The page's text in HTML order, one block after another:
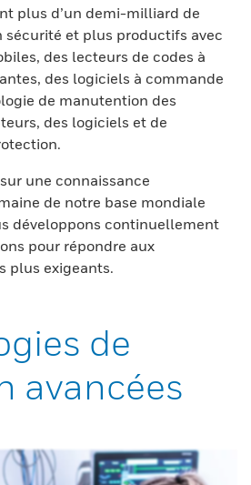
plus d’un demi-milliard de
sécurité et plus productifs avec
des lecteurs de codes à
des logiciels à commande
de manutention des
des logiciels et de
une connaissance
de notre base mondiale
développons continuellement
pour répondre aux
plus exigeants.
de
avancées